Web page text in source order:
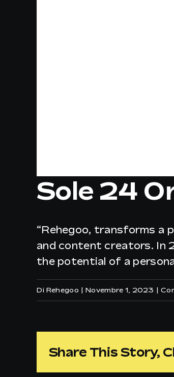
Sole 24
“Rehegoo, transforms a
and content creators. In
the potential of a
Di Rehegoo | Novembre 1, 2023 |
Share This Story,